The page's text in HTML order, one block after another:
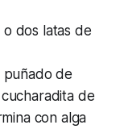
dos latas de
puñado de
de
con alga